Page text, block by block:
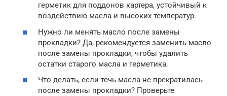
герметик для поддонов картера, устойчивый к
воздействию масла и высоких температур.
Нужно ли менять масло после замены
прокладки? Да, рекомендуется заменить масло
после замены прокладки, чтобы удалить
остатки старого масла и герметика.
Что делать, если течь масла не прекратилась
после замены прокладки? Проверьте